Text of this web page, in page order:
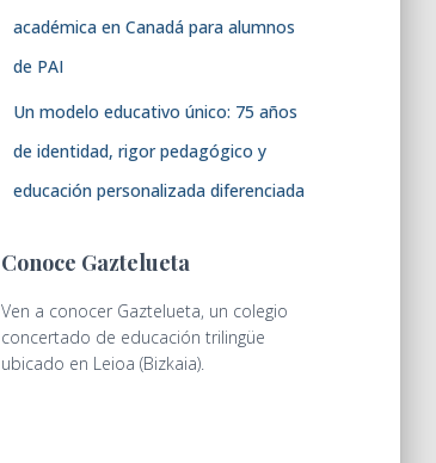
académica en Canadá para alumnos
de PAI
Un modelo educativo único: 75 años
de identidad, rigor pedagógico y
educación personalizada diferenciada
Conoce Gaztelueta
Ven a conocer Gaztelueta, un colegio
concertado de educación trilingüe
ubicado en Leioa (Bizkaia).